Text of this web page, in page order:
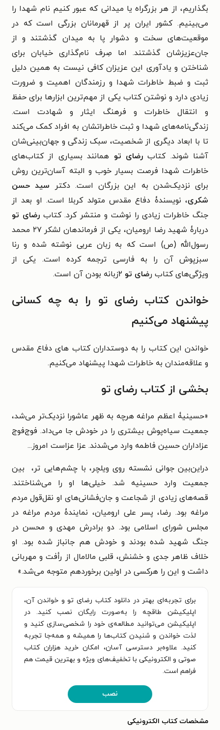
بگذاریم، از هر بزرگراه یا میدانی که عبور کنیم نام شهدا را
می‌بینیم. کشور ایران پر از قهرمانان بزرگی است که در
موقعیت‌های سخت و دشوار پا به میدان گذشتند و از
جان‌عزیزشان گذشتند. اما صِرف نام‌گذاری خیابان برای
شناختن و یادآوری این عزیزان کافی نیست به همین دلیل
ثبت و ضبط خاطرات شهدا و رزمندگان اهمیت و ضرورت
زیادی دارد و نوشتن کتاب یکی از مهم‌ترین ابزار‌ها برای حفظ
و انتقال خاطرات و فرهنگ ایثار و شهادت است.
زندگی‌نامه‌های شهدا و ثبت خاطراتشان به افراد کمک می‌کند
تا با ابعاد دیگری از شخصیت، سبک زندگی و جهان‌بینی‌شان
آشنا شوند. کتابرضای تو همانند بسیاری از کتاب‌های
خاطرات شهدا فرصت بسیار خوب و البته آسان‌ترین روش
برای نزدیک‌شدن به این بزرگان است. دكتر
سيد حسن
شكری، نويسندۀ دفاع مقدس متولد کربلا است. او بعد از
جنگ خاطرات زیادی را نوشت و منتشر کرد. کتابرضای تو
دربارۀ شهید رضا ارومیان، یکی از فرماندهان لشکر ۲۷ محمد
رسول‌الله (ص) است که به زبان عربی نوشته شده و رنا
سبزپوش آن را به فارسی ترجمه کرده است. یکی از
ویژگی‌های کتاب رضای تو ۲زبانه بودن آن است.
خواندن کتاب رضای تو را به چه کسانی
پیشنهاد می‌کنیم
خواندن این کتاب را به دوستداران کتاب های دفاع مقدس
و علاقه‌مندان به خاطرات شهدا پیشنهاد می‌کنیم.
بخشی از کتاب رضای تو
«حسینیۀ اعظم مراغه هرچه به ظهر عاشورا نزدیک‌تر می‌شد،
جمعیت سیاه‌پوش بیشتری را در خودش جا می‌داد. فوج‌فوج
عزاداران حسین فاطمه وارد می‌شدند. عزا عزاست امروز...
دراین‌بین جوانی نشسته روی ویلچر، با چشم‌هایی تر، ‌ بین
جمعیت وارد حسینیه شد. خیلی‌ها او را می‌شناختند.
قصه‌های زیادی از شجاعت و جان‌فشانی‌های او نقل‌قول مردم
مراغه بود. رضا، پسر علی ارومیان، نمایندۀ مردم مراغه در
مجلس شورای اسلامی بود. دو برادرش مهدی و محسن در
جنگ شهید شده بودند و خودش هم جانباز شده بود. او
خلاف ظاهر جدی و خشنش، قلبی مالامال از رأفت و مهربانی
داشت و این را هرکسی در اولین برخوردهم متوجه می‌شد.»
برای تجربه‌ای بهتر در دانلود کتاب رضای تو و خواندن آن،
اپلیکیشن طاقچه را به‌صورت رایگان نصب کنید. در
اپلیکیشن می‌توانید مطالعه‌ی خود را شخصی‌سازی کنید و
لذت خواندن و شنیدن کتاب‌ها را همیشه و همه‌جا تجربه
کنید. علاوه‌بر دسترسی آسان، امکان خرید هزاران کتاب
صوتی و الکترونیکی با تخفیف‌های ویژه و بهترین قیمت هم
فراهم است.
نصب
مشخصات کتاب الکترونیکی